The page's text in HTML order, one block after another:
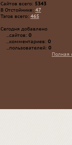
Сайтов всего: 5343
В Отстойнике: 47
Тэгов всего: 465
Сегодня добавлено
...сайтов: 0
...комментариев: 0
...пользователей: 0
Полная